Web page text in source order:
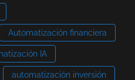
Automatización financiera
IA
automatización inversión